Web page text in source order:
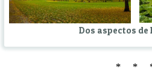
Dos aspectos de
* *